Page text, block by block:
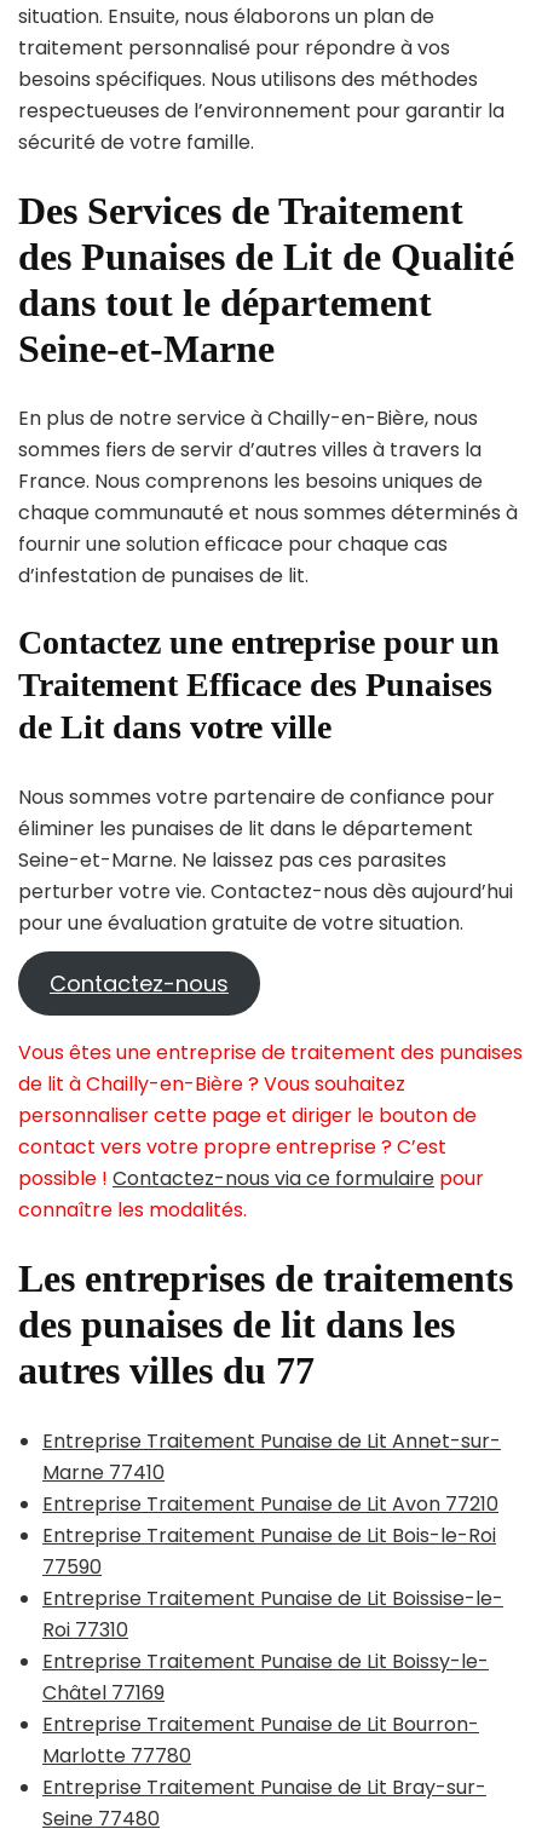
situation. Ensuite, nous élaborons un plan de
traitement personnalisé pour répondre à vos
besoins spécifiques. Nous utilisons des méthodes
respectueuses de l’environnement pour garantir la
sécurité de votre famille.
Des Services de Traitement
des Punaises de Lit de Qualité
dans tout le département
Seine-et-Marne
En plus de notre service à Chailly-en-Bière, nous
sommes fiers de servir d’autres villes à travers la
France. Nous comprenons les besoins uniques de
chaque communauté et nous sommes déterminés à
fournir une solution efficace pour chaque cas
d’infestation de punaises de lit.
Contactez une entreprise pour un
Traitement Efficace des Punaises
de Lit dans votre ville
Nous sommes votre partenaire de confiance pour
éliminer les punaises de lit dans le département
Seine-et-Marne. Ne laissez pas ces parasites
perturber votre vie. Contactez-nous dès aujourd’hui
pour une évaluation gratuite de votre situation.
Contactez-nous
Vous êtes une entreprise de traitement des punaises
de lit à Chailly-en-Bière ? Vous souhaitez
personnaliser cette page et diriger le bouton de
contact vers votre propre entreprise ? C’est
possible ! Contactez-nous via ce formulaire pour
connaître les modalités.
Les entreprises de traitements
des punaises de lit dans les
autres villes du 77
Entreprise Traitement Punaise de Lit Annet-sur-
Marne 77410
Entreprise Traitement Punaise de Lit Avon 77210
Entreprise Traitement Punaise de Lit Bois-le-Roi
77590
Entreprise Traitement Punaise de Lit Boissise-le-
Roi 77310
Entreprise Traitement Punaise de Lit Boissy-le-
Châtel 77169
Entreprise Traitement Punaise de Lit Bourron-
Marlotte 77780
Entreprise Traitement Punaise de Lit Bray-sur-
Seine 77480